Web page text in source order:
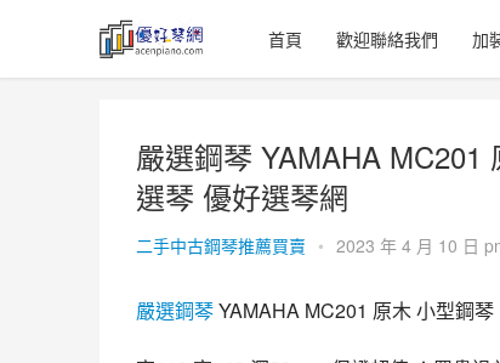
首頁 歡迎聯絡我們 加
嚴選鋼琴 YAMAHA
選琴 優好選琴網
二手中古鋼琴推薦買賣 • 2023 年 4 月 10 日
嚴選鋼琴 YAMAHA MC201 原木 小型鋼